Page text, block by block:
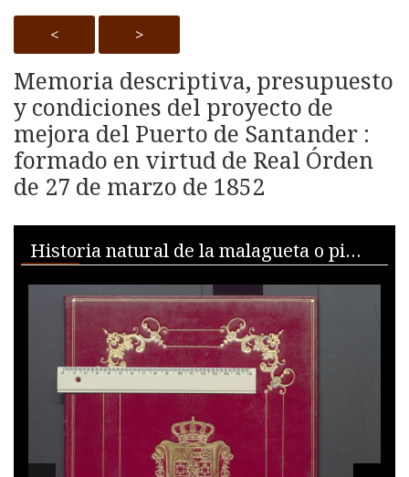
< >
Memoria descriptiva, presupuesto
y condiciones del proyecto de
mejora del Puerto de Santander :
formado en virtud de Real Órden
de 27 de marzo de 1852
Media Viewer Historia natural de la malagueta o pimienta de Tavasco